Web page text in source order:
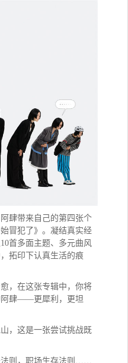
肆带来自己的第四张个
冒犯了》。凝结真实经
10首多面主题、多元曲风
拓印下认真生活的痕
，在这张专辑中，你将
肆——更犀利，更坦
，这是一张尝试挑战既
则，职场生存法则 ……